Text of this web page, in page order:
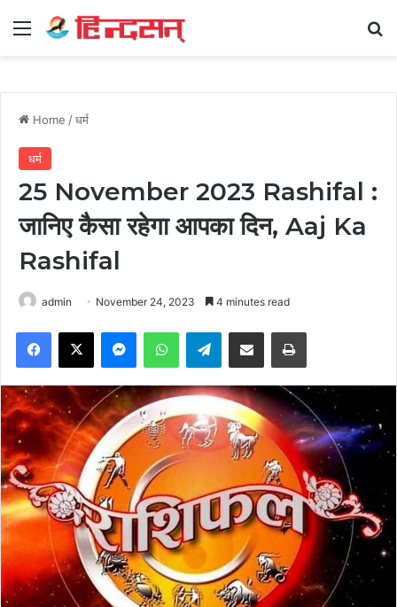
Menu
Home /धर्म
धर्म
25 November 2023 Rashifal :
जानिए कैसा रहेगा आपका दिन, Aaj Ka
Rashifal
admin November 24, 2023 4 minutes read
Facebook
X MessengerWhatsAppTelegramShare via Email Print